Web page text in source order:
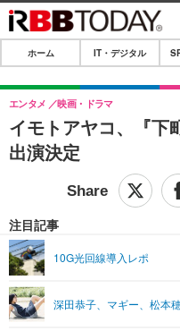
ホーム
IT・デジタル
IT・デジタルTOP
ショッピング
SPEED TEST
エンタメTOP
グラビア
ライフTOP
リリース一覧
プッシュ通知の停止方法
ホーム IT・デジタル
イモトアヤコ、『下
出演決定
エンタメ 映画・ドラマ
注目記事
10G光回線導入レポ
深田恭子、マギー、松本